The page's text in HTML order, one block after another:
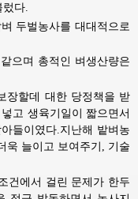
다.
두벌농사를 대대적으로
으며 총적인 벼생산량은
장할데 대한 당정책을 받
고 생육기일이 짧으면서
들이였다.지난해 밭벼농
욱 늘이고 보여주기, 기술
건에서 걸린 문제가 한두